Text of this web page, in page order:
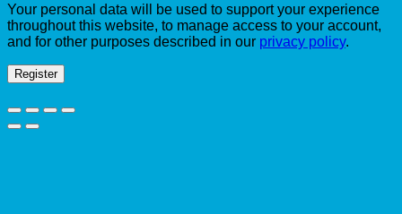
Your personal data will be used to support your experience
throughout this website, to manage access to your account,
and for other purposes described in our privacy policy.
Register